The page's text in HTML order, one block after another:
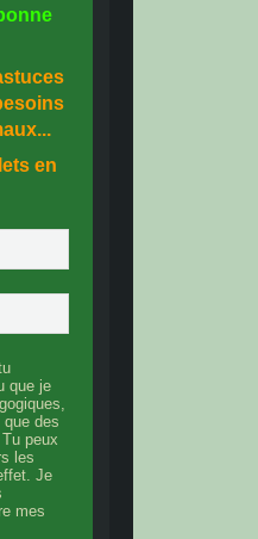
en
que je
des
peux
les
Je
mes